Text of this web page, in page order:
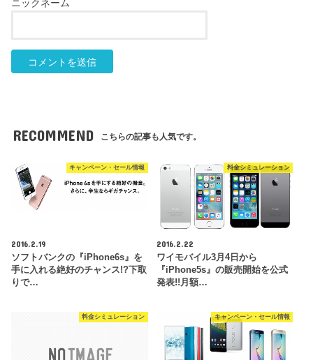
RECOMMEND こちらの記事も人気です。
キャンペーン・セール情報
2016.2.19
ソフトバンクの『iPhone6s』を
手に入れる絶好のチャンス!?下取
りで…
料金シミュレーション
2016.2.22
ワイモバイル3月4日から
『iPhone5s』の販売開始を公式
発表!!月額…
料金シミュレーション キャンペーン・セール情報